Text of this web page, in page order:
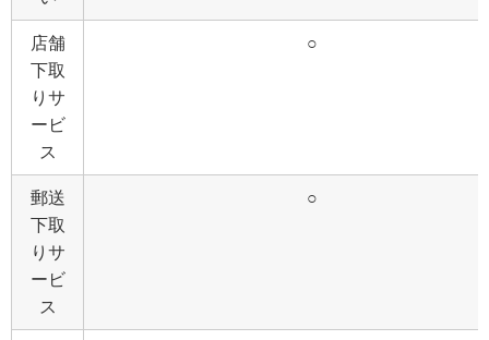
店舗
下取
りサ
ービ
ス
○
郵送
下取
りサ
ービ
ス
○